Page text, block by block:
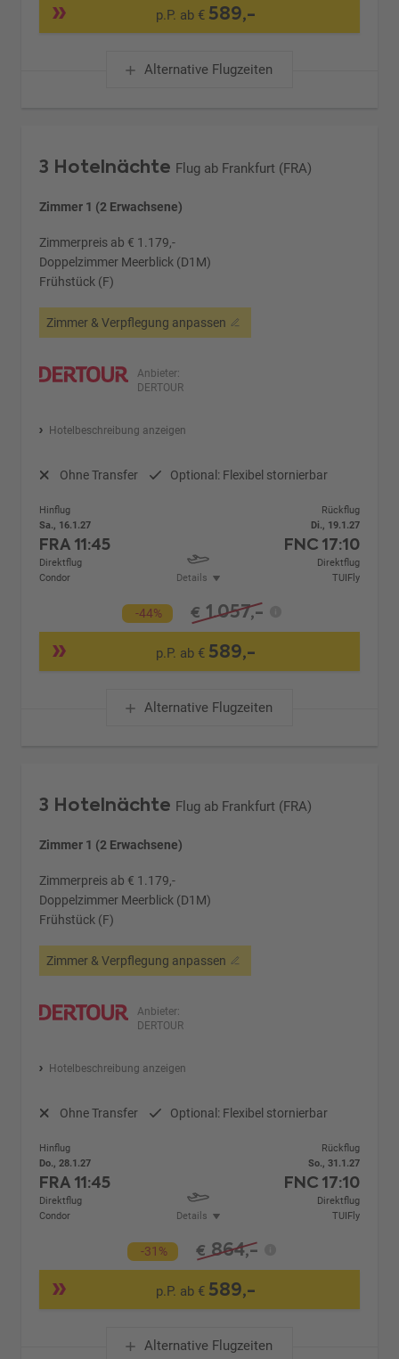
p.P. ab € 589,-
Alternative Flugzeiten
3 Hotelnächte Flug ab Frankfurt (FRA)
Zimmer 1 (2 Erwachsene)
Zimmerpreis ab € 1.179,-
Doppelzimmer Meerblick (D1M)
Frühstück (F)
Zimmer & Verpflegung anpassen
Anbieter:
DERTOUR
Hotelbeschreibung anzeigen
Ohne Transfer Optional: Flexibel stornierbar
Hinflug
Sa., 16.1.27
FRA11:45
Direktflug
Condor
Details
Rückflug
Di., 19.1.27
FNC 17:10
Direktflug
TUIFly
-44% € 1.057,-
p.P. ab € 589,-
Alternative Flugzeiten
3 Hotelnächte Flug ab Frankfurt (FRA)
Zimmer 1 (2 Erwachsene)
Zimmerpreis ab € 1.179,-
Doppelzimmer Meerblick (D1M)
Frühstück (F)
Zimmer & Verpflegung anpassen
Anbieter:
DERTOUR
Hotelbeschreibung anzeigen
Ohne Transfer Optional: Flexibel stornierbar
Hinflug
Do., 28.1.27
FRA11:45
Direktflug
Condor
Details
Rückflug
So., 31.1.27
FNC 17:10
Direktflug
TUIFly
-31% € 864,-
p.P. ab € 589,-
Alternative Flugzeiten